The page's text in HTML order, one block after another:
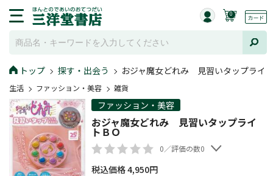
0
トップ 探す・出会う おジャ魔女どれみ 見習いタップライ
生活 ファッション・美容 雑貨
ファッション・美容
おジャ魔女どれみ 見習いタップライ
トＢＯ
0／評価の数0
税込価格 4,950円